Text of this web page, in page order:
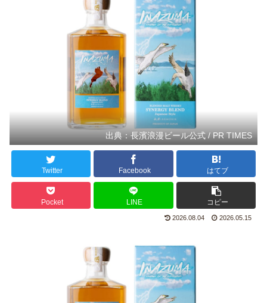
出典：長濱浪漫ビール公式 / PR TIMES
Twitter Facebook はてブ
Pocket LINE コピー
2026.08.04 2026.05.15